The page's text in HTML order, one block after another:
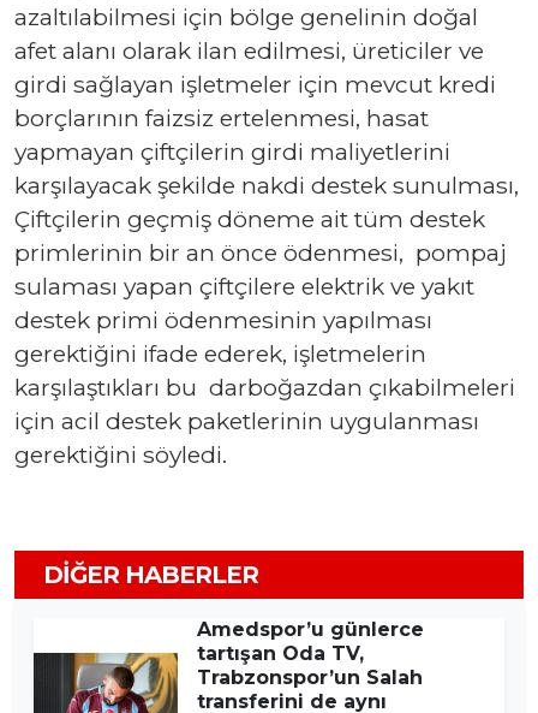
azaltılabilmesi için bölge genelinin doğal
afet alanı olarak ilan edilmesi, üreticiler ve
girdi sağlayan işletmeler için mevcut kredi
borçlarının faizsiz ertelenmesi, hasat
yapmayan çiftçilerin girdi maliyetlerini
karşılayacak şekilde nakdi destek sunulması,
Çiftçilerin geçmiş döneme ait tüm destek
primlerinin bir an önce ödenmesi, pompaj
sulaması yapan çiftçilere elektrik ve yakıt
destek primi ödenmesinin yapılması
gerektiğini ifade ederek, işletmelerin
karşılaştıkları bu darboğazdan çıkabilmeleri
için acil destek paketlerinin uygulanması
gerektiğini söyledi.
DIĞER HABERLER
Amedspor’u günlerce
tartışan Oda TV,
Trabzonspor’un Salah
transferini de aynı